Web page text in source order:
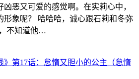
凶恶又可爱的感觉啊。在实莉心中，
形象呢？ 哈哈哈，诚心跟石莉和冬弥
不知道他…